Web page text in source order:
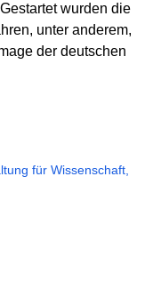
wurden die
unter anderem,
der deutschen
für Wissenschaft,